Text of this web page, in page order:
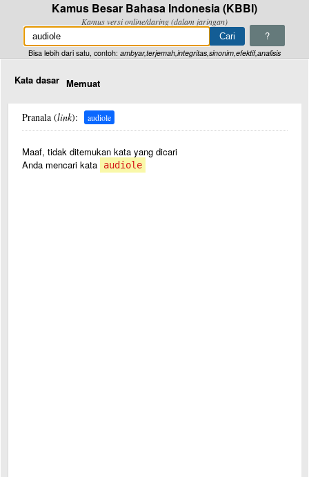
Kamus Besar Bahasa Indonesia (KBBI)
Kamus versi online/daring (dalam jaringan)
?
Bisa lebih dari satu, contoh: ambyar,terjemah,integritas,sinonim,efektif,analisis
Kata dasar Memuat
Pranala (link): audiole
Maaf, tidak ditemukan kata yang dicari
Anda mencari kata
audiole